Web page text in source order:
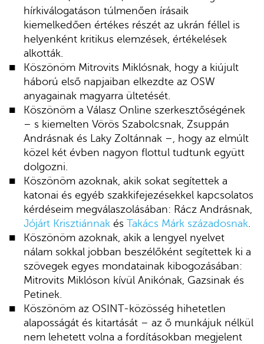
hírkiválogatáson túlmenően írásaik
kiemelkedően értékes részét az ukrán féllel is
helyenként kritikus elemzések, értékelések
alkották.
Köszönöm Mitrovits Miklósnak, hogy a kiújult
háború első napjaiban elkezdte az OSW
anyagainak magyarra ültetését.
Köszönöm a Válasz Online szerkesztőségének
– s kiemelten Vörös Szabolcsnak, Zsuppán
Andrásnak és Laky Zoltánnak –, hogy az elmúlt
közel két évben nagyon flottul tudtunk együtt
dolgozni.
Köszönöm azoknak, akik sokat segítettek a
katonai és egyéb szakkifejezésekkel kapcsolatos
kérdéseim megválaszolásában: Rácz Andrásnak,
Jójárt Krisztiánnak ésTakács Márk századosnak.
Köszönöm azoknak, akik a lengyel nyelvet
nálam sokkal jobban beszélőként segítettek ki a
szövegek egyes mondatainak kibogozásában:
Mitrovits Miklóson kívül Anikónak, Gazsinak és
Petinek.
Köszönöm az OSINT-közösség hihetetlen
alaposságát és kitartását – az ő munkájuk nélkül
nem lehetett volna a fordításokban megjelent